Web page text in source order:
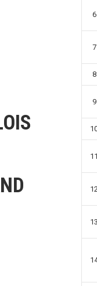
6
7
8
9
11
12
13